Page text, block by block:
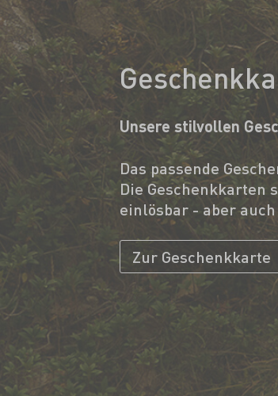
Unsere stilvollen
Das passende
Die Geschenkkarten
einlösbar - aber
Zur Geschenkkarte